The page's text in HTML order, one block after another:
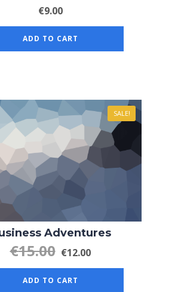
€9.00
ADD TO CART
SALE!
Adventures
€15.00 €12.00
ADD TO CART